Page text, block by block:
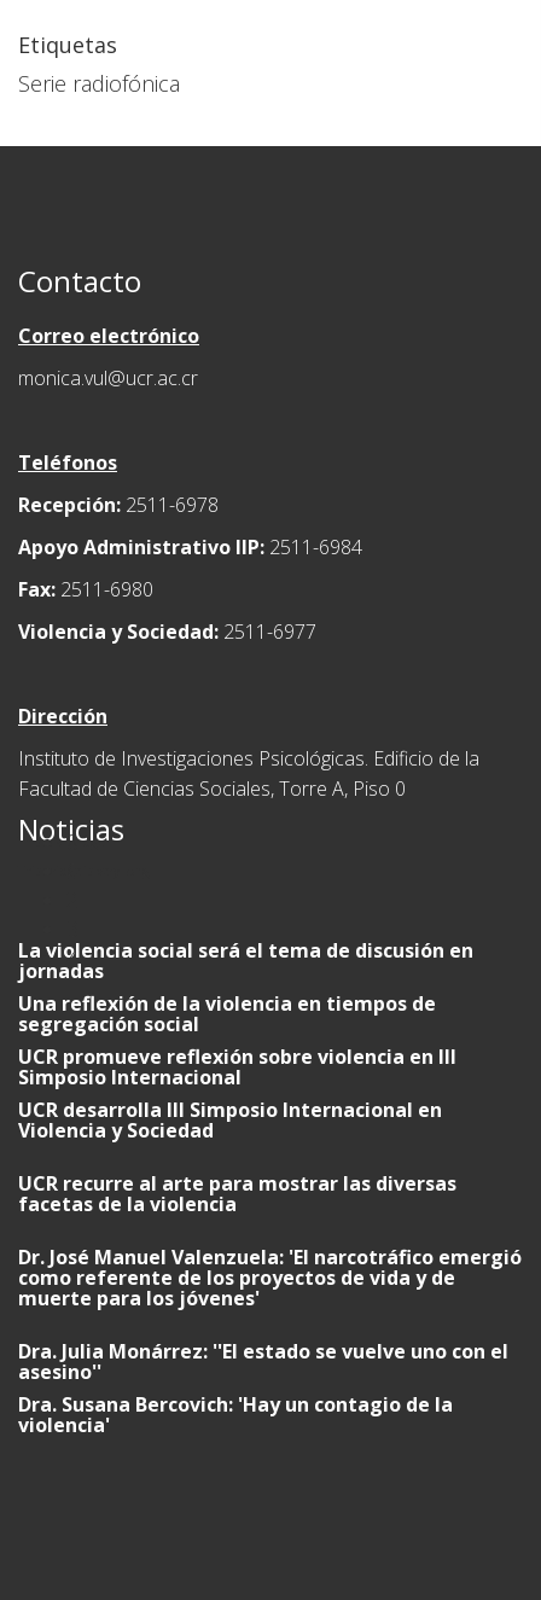
This is a bridge
0
4
Etiquetas
Serie radiofónica
Contacto
Correo electrónico
monica.vul@ucr.ac.cr
Teléfonos
Recepción: 2511-6978
Apoyo Administrativo IIP: 2511-6984
Fax: 2511-6980
Violencia y Sociedad: 2511-6977
Dirección
Instituto de Investigaciones Psicológicas. Edificio de la
Facultad de Ciencias Sociales, Torre A, Piso 0
Noticias
La violencia social será el tema de discusión en
jornadas
Una reflexión de la violencia en tiempos de
segregación social
UCR promueve reflexión sobre violencia en III
Simposio Internacional
UCR desarrolla III Simposio Internacional en
Violencia y Sociedad
UCR recurre al arte para mostrar las diversas
facetas de la violencia
Dr. José Manuel Valenzuela: 'El narcotráfico emergió
como referente de los proyectos de vida y de
muerte para los jóvenes'
Dra. Julia Monárrez: ''El estado se vuelve uno con el
asesino''
Dra. Susana Bercovich: 'Hay un contagio de la
violencia'